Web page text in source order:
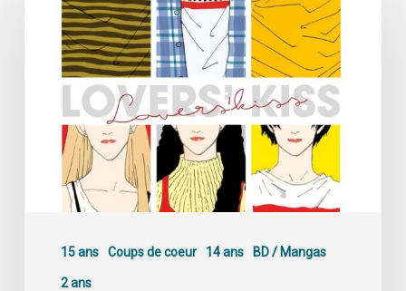
15 ans Coups de coeur 14 ans BD / Mangas
2 ans